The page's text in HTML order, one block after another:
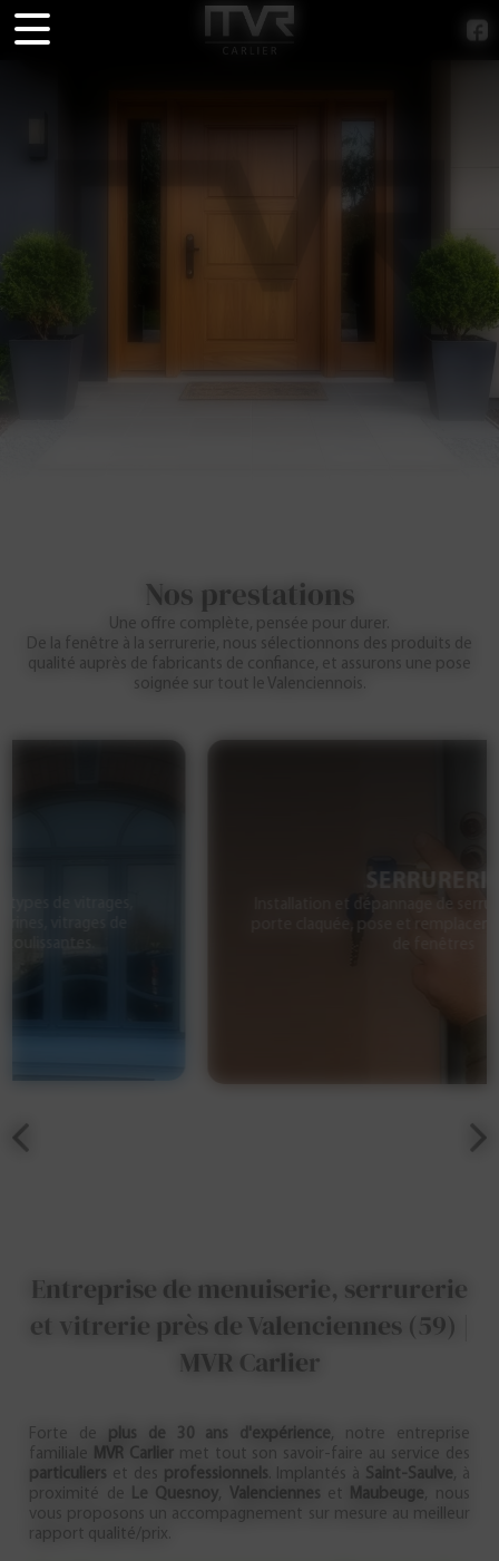
Panneau de gestion des cookies
Nos prestations
Une offre complète, pensée pour durer.
De la fenêtre à la serrurerie, nous sélectionnons des produits de
qualité auprès de fabricants de confiance, et assurons une pose
soignée sur tout le Valenciennois.
Entreprise de menuiserie, serrurerie
et vitrerie près de Valenciennes (59) |
MVR Carlier
Forte de plus de 30 ans d'expérience, notre entreprise
familiale MVR Carlier met tout son savoir-faire au service des
particuliers et des professionnels . Implantés à Saint-Saulve , à
proximité de
Le Quesnoy Valenciennes et Maubeuge , nous
vous proposons un accompagnement sur mesure au meilleur
rapport qualité/prix.